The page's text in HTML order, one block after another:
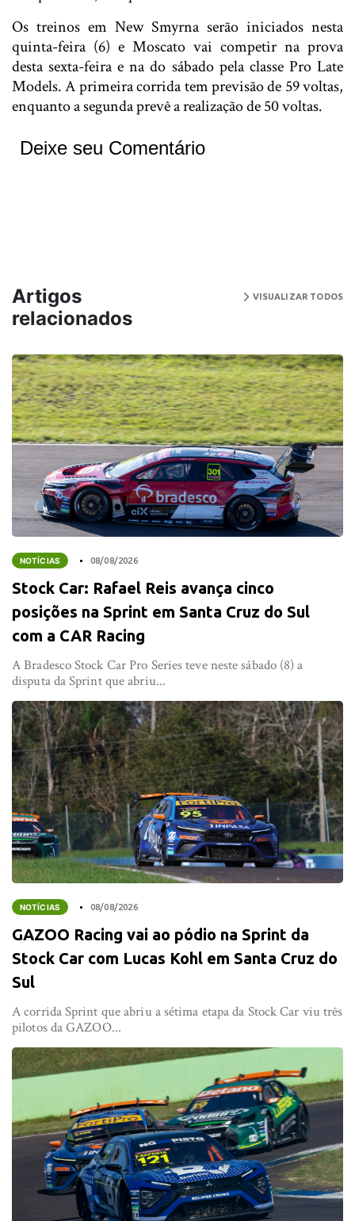
Os treinos em New Smyrna serão iniciados nesta
quinta-feira (6) e Moscato vai competir na prova
desta sexta-feira e na do sábado pela classe Pro Late
Models. A primeira corrida tem previsão de 59 voltas,
enquanto a segunda prevê a realização de 50 voltas.
Deixe seu Comentário
Artigos
relacionados
VISUALIZAR TODOS
NOTÍCIAS 08/08/2026
Stock Car: Rafael Reis avança cinco
posições na Sprint em Santa Cruz do Sul
com a CAR Racing
A Bradesco Stock Car Pro Series teve neste sábado (8) a
disputa da Sprint que abriu...
NOTÍCIAS 08/08/2026
GAZOO Racing vai ao pódio na Sprint da
Stock Car com Lucas Kohl em Santa Cruz do
Sul
A corrida Sprint que abriu a sétima etapa da Stock Car viu três
pilotos da GAZOO...